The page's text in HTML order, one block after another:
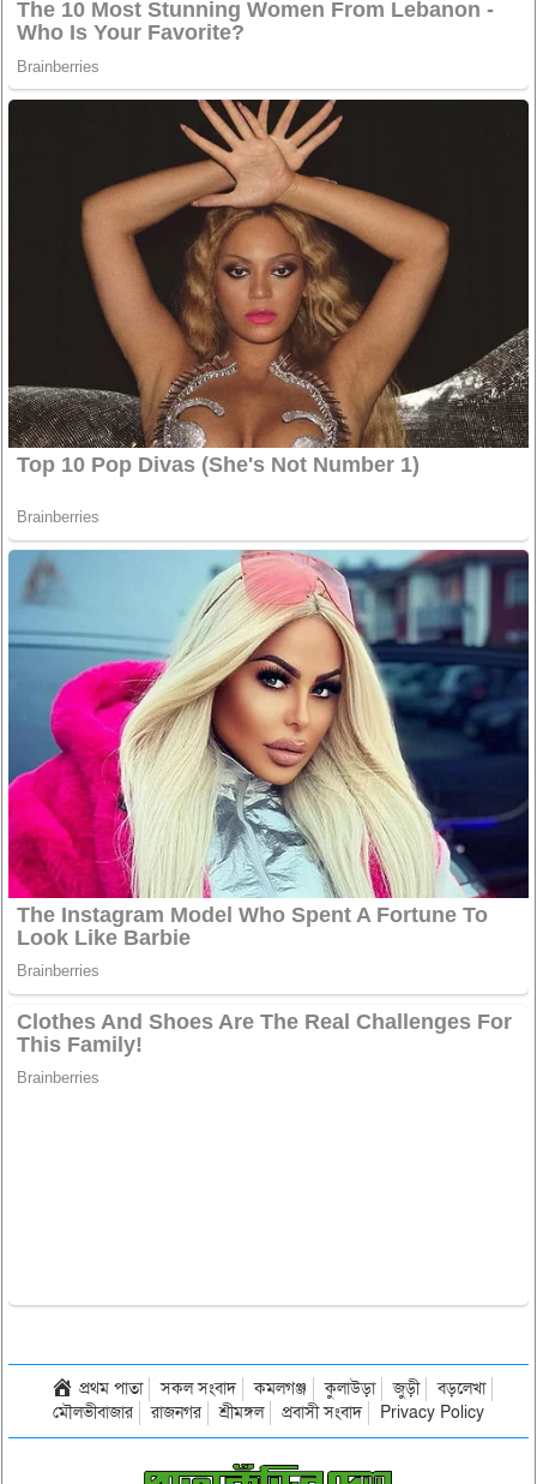
প্রথম পাতা সকল সংবাদ কমলগঞ্জ কুলাউড়া জুড়ী
বড়লেখা
মৌলভীবাজার
রাজনগর শ্রীমঙ্গল প্রবাসী সংবাদ Privacy Policy